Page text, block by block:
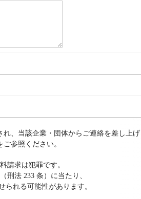
、当該企業・団体からご連絡を差し上
ご参照ください。
請求は犯罪です。
刑法 233 条）に当たり、
られる可能性があります。